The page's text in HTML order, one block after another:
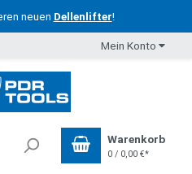
neuen Dellenlifter!
Mein Konto
Warenkorb
0 / 0,00 €*